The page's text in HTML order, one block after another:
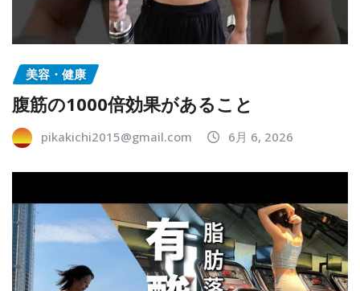
美容・健康
腹筋の1000倍効果があること
pikakichi2015@gmail.com 6月 6, 2026